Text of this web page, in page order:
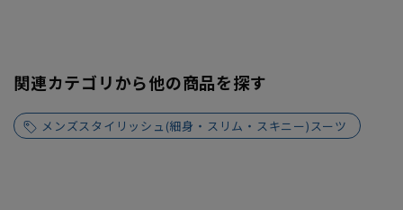
関連カテゴリから他の商品を探す
メンズスタイリッシュ(細身・スリム・スキニー)スーツ